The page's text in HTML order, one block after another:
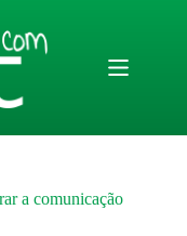
a comunicação